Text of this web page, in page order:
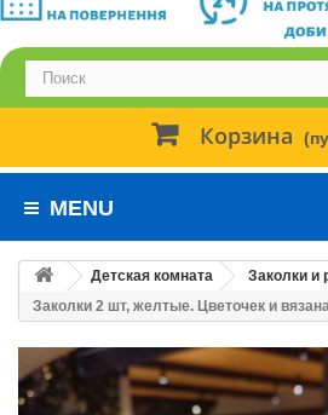
Корзина
MENU
Детская комната
Заколки и
Заколки 2 шт, желтые. Цветочек и